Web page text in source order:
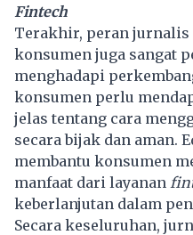
Fintech
Terakhir, peran jurnalis
konsumen juga sangat
menghadapi
konsumen perlu
jelas tentang cara
secara bijak dan aman.
membantu konsumen
manfaat dari layanan
keberlanjutan dalam
Secara keseluruhan,